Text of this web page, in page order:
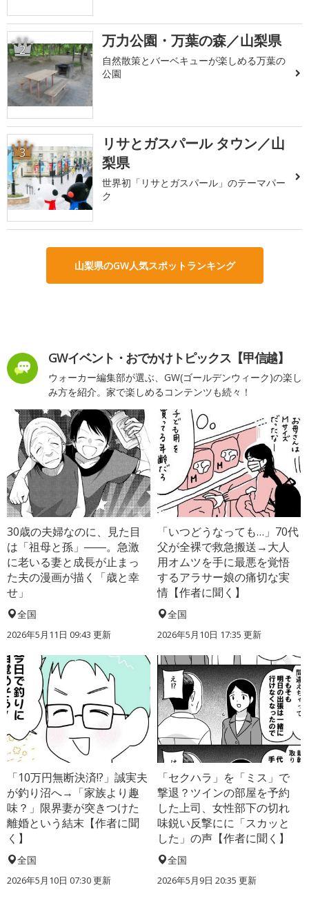
2 万力公園・万葉の森／山梨県
自然散策とバーベキューが楽しめる万葉の
公園
3
リサとガスパール タウン／山
梨県
世界初「リサとガスパール」のテーマパー
ク
山梨県のGW人気スポットランキング
GWイベント・おでかけトピックス【甲信越】
ウォーカー編集部が選ぶ、GW(ゴールデンウィーク)の楽し
み方を紹介。家で楽しめるコンテンツも続々！
30歳の夫婦なのに、見た目
は「祖母と孫」――。急激
に老いる妻と成長が止まっ
た夫の漫画が描く「歳と幸
せ」
全国
2026年5月11日 09:43 更新
「いつどうなっても…」70代
父が全裸で救急搬送→大人
用オムツを手に最悪を覚悟
するアラサー娘の痛切な実
情【作者に聞く】
全国
2026年5月10日 17:35 更新
「10万円無断決済!?」誠実夫
が釣り沼へ→「家族より趣
味？」限界妻が突きつけた
離婚という結末【作者に聞
く】
全国
2026年5月10日 07:30 更新
「セクハラ」を「ミス」で
撃退？ツインの部屋を予約
した上司、女性部下の切れ
味鋭い反撃にに「スカッと
した」の声【作者に聞く】
全国
2026年5月9日 20:35 更新